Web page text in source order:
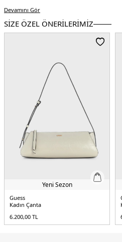
Devamını Gör
SİZE ÖZEL ÖNERİLERİMİZ
Yeni Sezon
Guess
Kadın Çanta
6.200,00 TL